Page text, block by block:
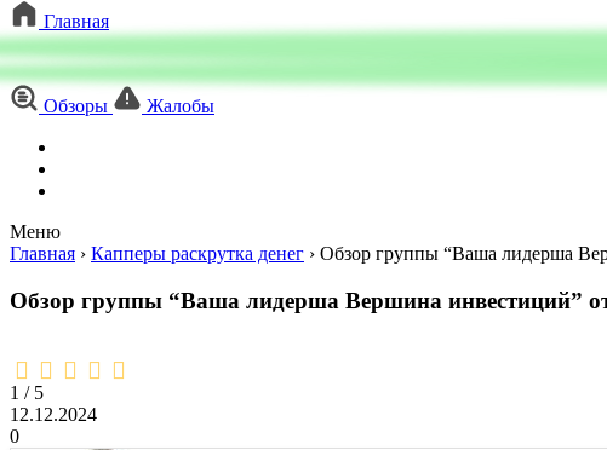
Главная
Обзоры
Жалобы
Меню
Главная › Капперы раскрутка денег › Обзор группы “Ваша лидерша
Обзор группы “Ваша лидерша Вершина инвестиций”
1,0
rating
1 / 5
12.12.2024
0